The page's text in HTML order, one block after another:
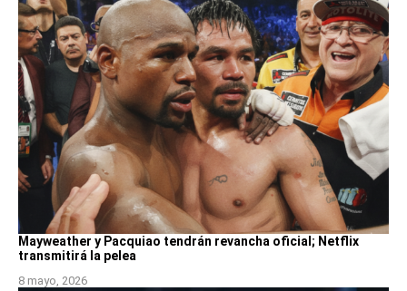
Mayweather y Pacquiao tendrán revancha oficial; Netflix
transmitirá la pelea
8 mayo, 2026